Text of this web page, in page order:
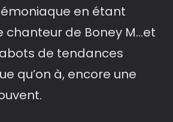
en étant
chanteur de Boney M…et
de tendances
qu’on à, encore une